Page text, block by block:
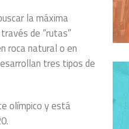
la máxima
de “rutas”
roca natural o en
tres tipos de
olímpico y está